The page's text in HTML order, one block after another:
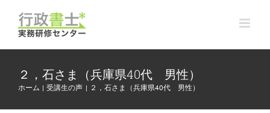
content
２，石さま（兵庫県40代 男性）
ホーム 受講生の声 ２，石さま（兵庫県40代 男性）